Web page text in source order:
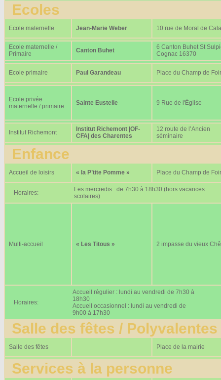
Ecoles
Ecole maternelle Jean-Marie Weber 10 rue de Moral de
Ecole maternelle /
Primaire
Canton Buhet
6 Canton Buhet St
Cognac 16370
Ecole primaire Paul Garandeau Place du Champ de
Ecole privée
maternelle / primaire
Sainte Eustelle 9 Rue de l'Église
Institut Richemont
Institut Richemont |OF-
CFA| des Charentes
12 route de l’Ancien
séminaire
Enfance
Accueil de loisirs « la P’tite Pomme » Place du Champ de
Horaires:
Les mercredis : de 7h30 à 18h30 (hors vacances
scolaires)
Multi-accueil « Les Titous » 2 impasse du vieux
Horaires:
Accueil régulier : lundi au vendredi de 7h30 à
18h30
Accueil occasionnel : lundi au vendredi de
9h00 à 17h30
Salle des fêtes / Polyvalentes
Salle des fêtes Place de la mairie
Services à la personne